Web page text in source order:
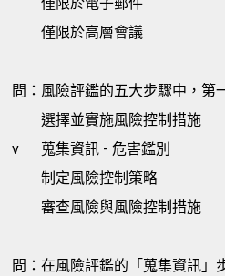
僅限於高層會議
問：風險評鑑的五大步驟中，第
選擇並實施風險控制措施
v
蒐集資訊 - 危害鑑別
制定風險控制策略
審查風險與風險控制措施
問：在風險評鑑的「蒐集資訊」